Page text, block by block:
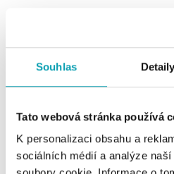
Souhlas Detaily
Tato webová stránka používá
K personalizaci obsahu a
sociálních médií a analýze